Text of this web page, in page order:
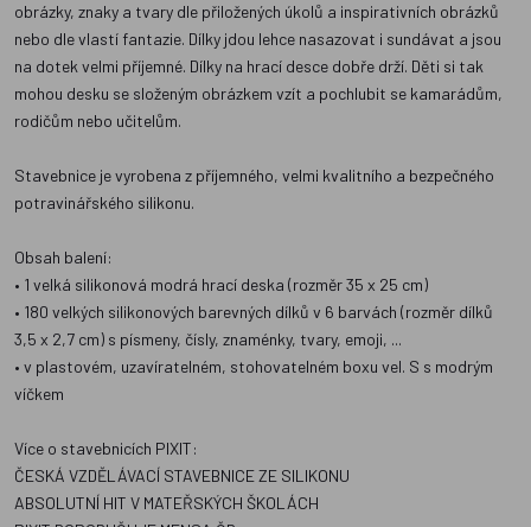
obrázky, znaky a tvary dle přiložených úkolů a inspirativních obrázků
nebo dle vlastí fantazie. Dílky jdou lehce nasazovat i sundávat a jsou
na dotek velmi příjemné. Dílky na hrací desce dobře drží. Děti si tak
mohou desku se složeným obrázkem vzít a pochlubit se kamarádům,
rodičům nebo učitelům.
Stavebnice je vyrobena z příjemného, velmi kvalitního a bezpečného
potravinářského silikonu.
Obsah balení:
• 1 velká silikonová modrá hrací deska (rozměr 35 x 25 cm)
• 180 velkých silikonových barevných dílků v 6 barvách (rozměr dílků
3,5 x 2,7 cm) s písmeny, čísly, znaménky, tvary, emoji, ...
• v plastovém, uzavíratelném, stohovatelném boxu vel. S s modrým
víčkem
Více o stavebnicích PIXIT:
ČESKÁ VZDĚLÁVACÍ STAVEBNICE ZE SILIKONU
ABSOLUTNÍ HIT V MATEŘSKÝCH ŠKOLÁCH